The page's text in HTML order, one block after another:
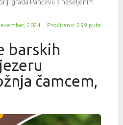
grada Pančeva s naseljenim
2024 Pročitano: 299 puta
barskih
čamcem,